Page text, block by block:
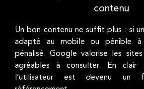
contenu
Un bon contenu ne suffit plus : si
adapté au mobile ou pénible à
pénalisé. Google valorise les
agréables à consulter. En
l’utilisateur est devenu un